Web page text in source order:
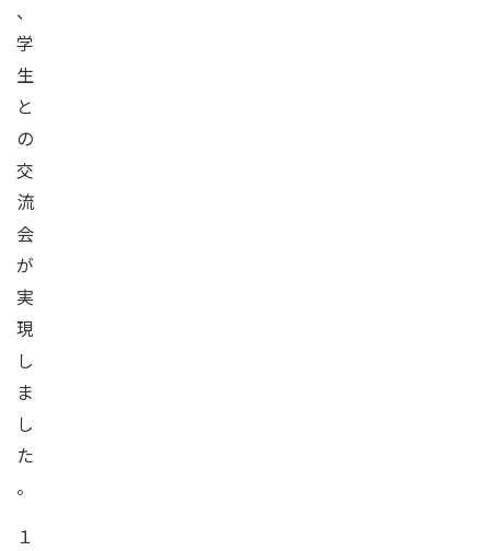
、
学
生
と
の
交
流
会
が
実
現
し
ま
し
た
。
１